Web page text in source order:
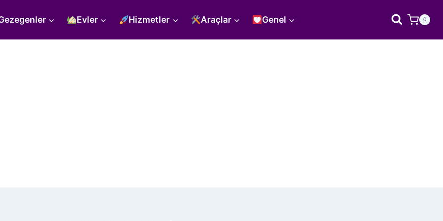
Evler Hizmetler Araçlar Genel 0